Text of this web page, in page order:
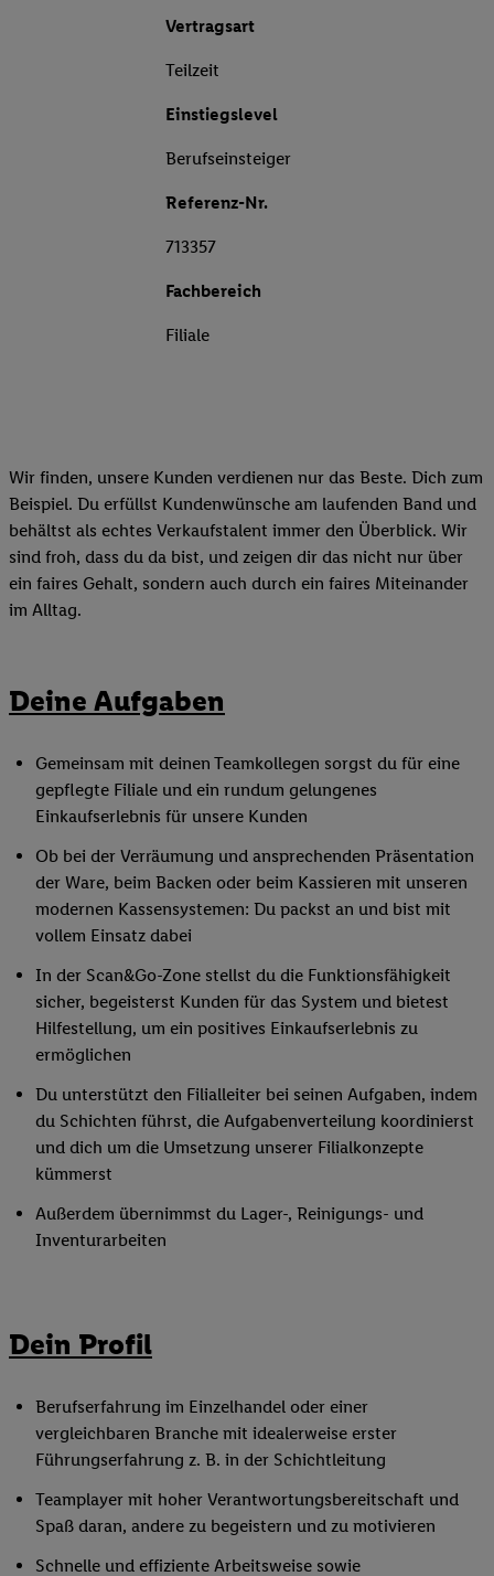
Vertragsart
Teilzeit
Einstiegslevel
Berufseinsteiger
Referenz-Nr.
713357
Fachbereich
Filiale
Wir finden, unsere Kunden verdienen nur das Beste. Dich zum
Beispiel. Du erfüllst Kundenwünsche am laufenden Band und
behältst als echtes Verkaufstalent immer den Überblick. Wir
sind froh, dass du da bist, und zeigen dir das nicht nur über
ein faires Gehalt, sondern auch durch ein faires Miteinander
im Alltag.
Deine Aufgaben
Gemeinsam mit deinen Teamkollegen sorgst du für eine
gepflegte Filiale und ein rundum gelungenes
Einkaufserlebnis für unsere Kunden
Ob bei der Verräumung und ansprechenden Präsentation
der Ware, beim Backen oder beim Kassieren mit unseren
modernen Kassensystemen: Du packst an und bist mit
vollem Einsatz dabei
In der Scan&Go-Zone stellst du die Funktionsfähigkeit
sicher, begeisterst Kunden für das System und bietest
Hilfestellung, um ein positives Einkaufserlebnis zu
ermöglichen
Du unterstützt den Filialleiter bei seinen Aufgaben, indem
du Schichten führst, die Aufgabenverteilung koordinierst
und dich um die Umsetzung unserer Filialkonzepte
kümmerst
Außerdem übernimmst du Lager-, Reinigungs- und
Inventurarbeiten
Dein Profil
Berufserfahrung im Einzelhandel oder einer
vergleichbaren Branche mit idealerweise erster
Führungserfahrung z. B. in der Schichtleitung
Teamplayer mit hoher Verantwortungsbereitschaft und
Spaß daran, andere zu begeistern und zu motivieren
Schnelle und effiziente Arbeitsweise sowie